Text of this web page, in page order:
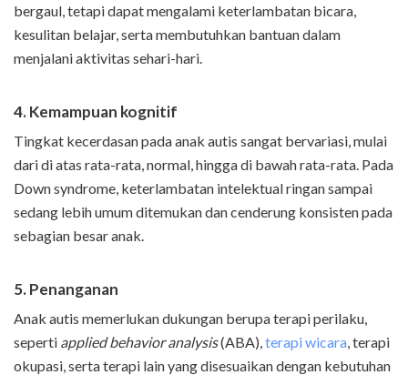
bergaul, tetapi dapat mengalami keterlambatan bicara,
kesulitan belajar, serta membutuhkan bantuan dalam
menjalani aktivitas sehari-hari.
4. Kemampuan kognitif
Tingkat kecerdasan pada anak autis sangat bervariasi, mulai
dari di atas rata-rata, normal, hingga di bawah rata-rata. Pada
Down syndrome, keterlambatan intelektual ringan sampai
sedang lebih umum ditemukan dan cenderung konsisten pada
sebagian besar anak.
5. Penanganan
Anak autis memerlukan dukungan berupa terapi perilaku,
seperti applied behavior analysis(ABA), terapi wicara , terapi
okupasi, serta terapi lain yang disesuaikan dengan kebutuhan